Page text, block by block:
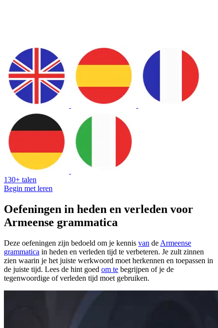
130+ talen
Begin met leren
Oefeningen in heden en verleden voor
Armeense grammatica
Deze oefeningen zijn bedoeld om je kennis van de Armeense
grammatica in heden en verleden tijd te verbeteren. Je zult zinnen
zien waarin je het juiste werkwoord moet herkennen en toepassen in
de juiste tijd. Lees de hint goed om te begrijpen of je de
tegenwoordige of verleden tijd moet gebruiken.